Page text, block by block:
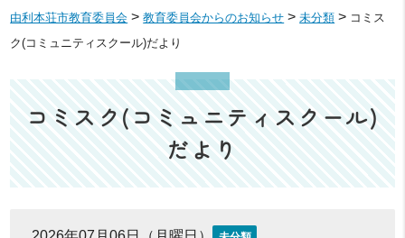
由利本荘市教育委員会 >教育委員会からのお知らせ >未分類 > コミス
ク(コミュニティスクール)だより
コミスク(コミュニティスクール)
だより